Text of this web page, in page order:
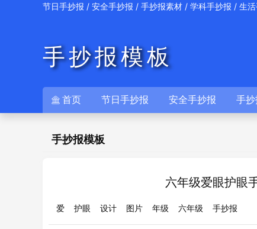
节日手抄报 / 安全手抄报 / 手抄报素材 / 学科手抄报 / 生
手抄报模板
 首页 节日手抄报 安全手抄报 手
手抄报模板
六年级爱眼护眼
爱 护眼 设计 图片 年级 六年级 手抄报